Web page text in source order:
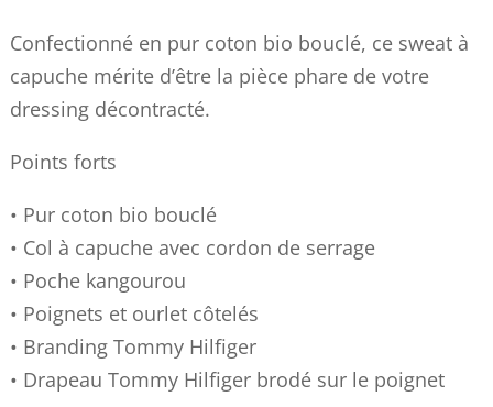
Confectionné en pur coton bio bouclé, ce sweat à
capuche mérite d’être la pièce phare de votre
dressing décontracté.
Points forts
• Pur coton bio bouclé
• Col à capuche avec cordon de serrage
• Poche kangourou
• Poignets et ourlet côtelés
• Branding Tommy Hilfiger
• Drapeau Tommy Hilfiger brodé sur le poignet